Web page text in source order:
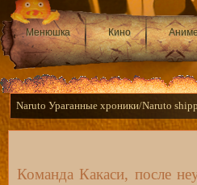
Менюшка Кино
Naruto Ураганные хроники/Naruto
Команда Какаси, после